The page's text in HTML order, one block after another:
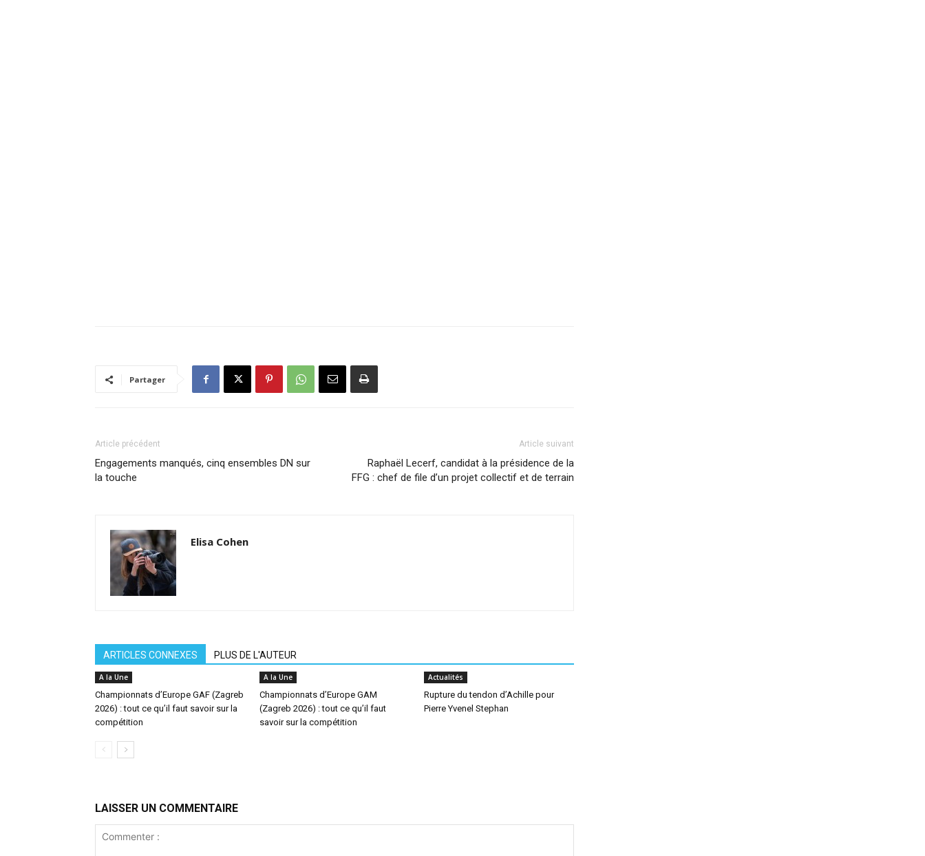
Partager
Article précédent
Engagements manqués, cinq ensembles DN sur
la touche
Article suivant
Raphaël Lecerf, candidat à la présidence de la
FFG : chef de file d’un projet collectif et de terrain
Elisa Cohen
ARTICLES CONNEXES PLUS DE L'AUTEUR
A la Une
Championnats d’Europe GAF (Zagreb
2026) : tout ce qu’il faut savoir sur la
compétition
A la Une
Championnats d’Europe GAM
(Zagreb 2026) : tout ce qu’il faut
savoir sur la compétition
Actualités
Rupture du tendon d’Achille pour
Pierre Yvenel Stephan
LAISSER UN COMMENTAIRE